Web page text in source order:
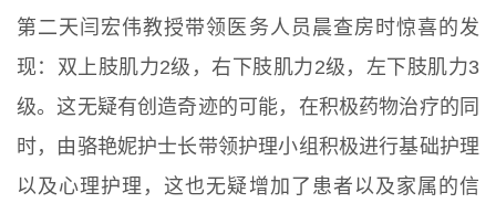
第二天闫宏伟教授带领医务人员晨查房时惊喜的发
现：双上肢肌力2级，右下肢肌力2级，左下肢肌力3
级。这无疑有创造奇迹的可能，在积极药物治疗的同
时，由骆艳妮护士长带领护理小组积极进行基础护理
以及心理护理，这也无疑增加了患者以及家属的信